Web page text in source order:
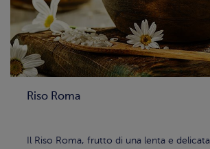
Riso Roma
Il Riso Roma, frutto di una lenta e delicata